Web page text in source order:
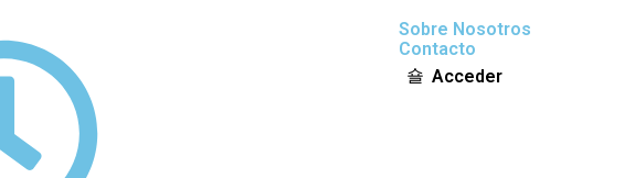
Sobre Nosotros
Contacto
Acceder